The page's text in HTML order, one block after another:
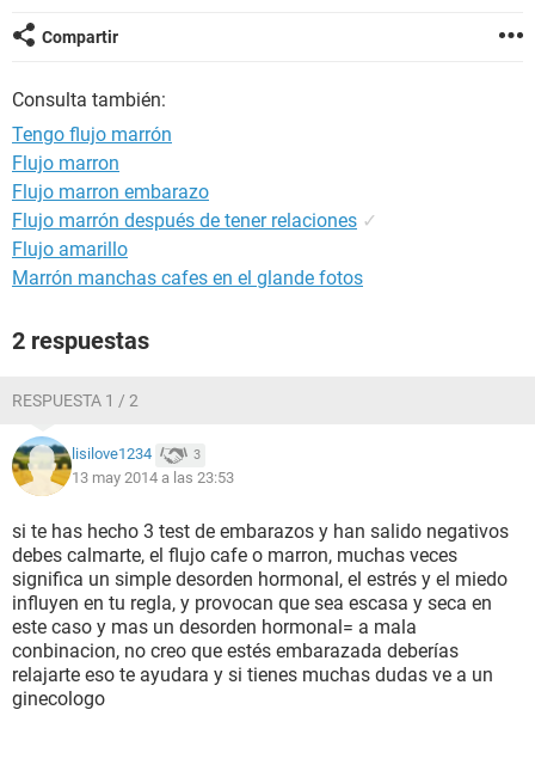
Compartir
Consulta también:
Tengo flujo marrón
Flujo marron
Flujo marron embarazo
Flujo marrón después de tener relaciones ✓
Flujo amarillo
Marrón manchas cafes en el glande fotos
2 respuestas
RESPUESTA 1 / 2
lisilove1234 3
13 may 2014 a las 23:53
si te has hecho 3 test de embarazos y han salido negativos
debes calmarte, el flujo cafe o marron, muchas veces
significa un simple desorden hormonal, el estrés y el miedo
influyen en tu regla, y provocan que sea escasa y seca en
este caso y mas un desorden hormonal= a mala
conbinacion, no creo que estés embarazada deberías
relajarte eso te ayudara y si tienes muchas dudas ve a un
ginecologo